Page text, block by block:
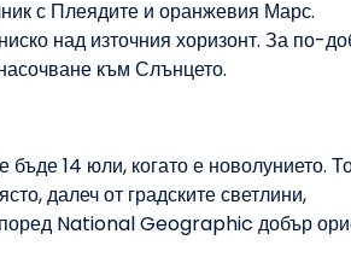
с Плеядите и оранжевия Марс.
над източния хоризонт. За по-
към Слънцето.
14 юли, когато е новолунието.
далеч от градските светлини,
National Geographic добър